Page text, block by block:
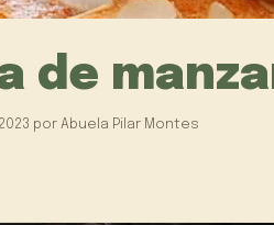
de
por Abuela Pilar Montes